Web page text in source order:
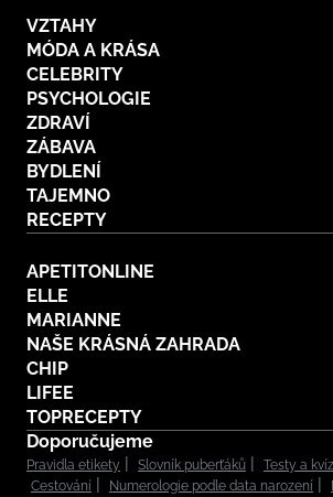
VZTAHY
MÓDA A KRÁSA
CELEBRITY
PSYCHOLOGIE
ZDRAVÍ
ZÁBAVA
BYDLENÍ
TAJEMNO
RECEPTY
APETITONLINE
ELLE
MARIANNE
NAŠE KRÁSNÁ ZAHRADA
CHIP
LIFEE
TOPRECEPTY
Doporučujeme
Pravidla etikety Slovník puberťáků Testy a
Cestování
Numerologie podle data narození